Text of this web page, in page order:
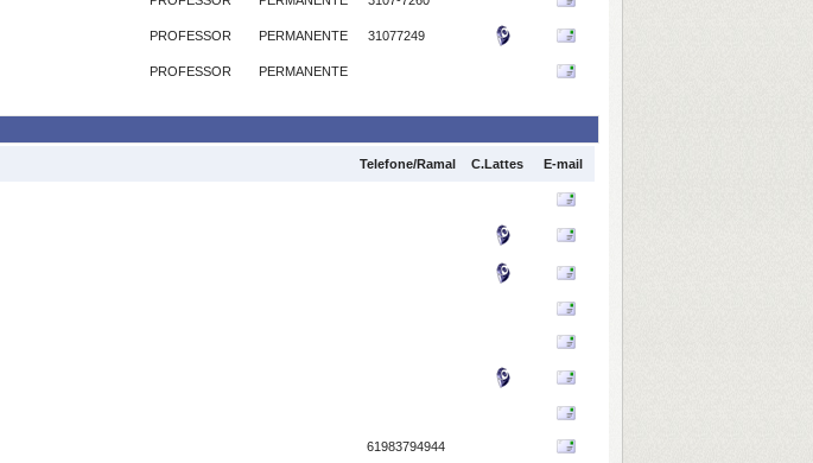
PROFESSOR PERMANENTE 31077249
PROFESSOR PERMANENTE
Telefone/Ramal C.Lattes E-mail
61983794944